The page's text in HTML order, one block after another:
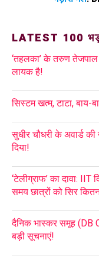
LATEST 100
‘तहलका’ के तरुण तेजपाल
लायक है!
सिस्टम खत्म, टाटा, बाय-
सुधीर चौधरी के अवार्ड
दिया!
‘टेलीग्राफ’ का दावा: IIT
समय छात्रों को सिर
दैनिक भास्कर समूह (DB
बड़ी सूचनाएं!